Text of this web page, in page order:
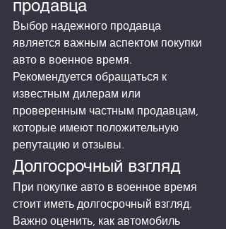
продавца
Выбор надежного продавца
является важным аспектом покупки
авто в военное время.
Рекомендуется обращаться к
известным дилерам или
проверенным частным продавцам,
которые имеют положительную
репутацию и отзывы.
Долгосрочный взгляд
При покупке авто в военное время
стоит иметь долгосрочный взгляд.
Важно оценить, как автомобиль